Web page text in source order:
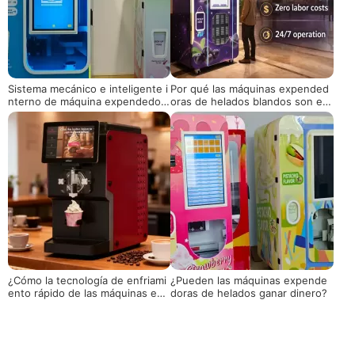
Sistema mecánico e inteligente i
nterno de máquina expendedora
de helados
Por qué las máquinas expended
oras de helados blandos son el
activo de ROI más alto para los c
entros comerciales en 2026
¿Cómo la tecnología de enfriami
ento rápido de las máquinas exp
¿Pueden las máquinas expende
doras de helados ganar dinero?